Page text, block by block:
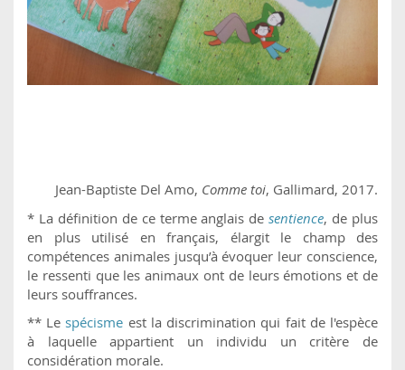
Jean-Baptiste Del Amo, Comme toi, Gallimard, 2017.
* La définition de ce terme anglais desentience, de plus
en plus utilisé en français, élargit le champ des
compétences animales jusqu’à évoquer leur conscience,
le ressenti que les animaux ont de leurs émotions et de
leurs souffrances.
** Le spécisme est la discrimination qui fait de l'espèce
à laquelle appartient un individu un critère de
considération morale.